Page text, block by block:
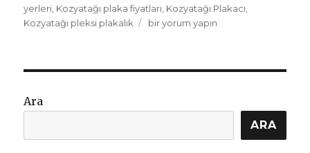
yerleri Kozyatağı plaka fiyatları Kozyatağı Plakacı
Kozyatağı pleksi plakalık
Kozyatağı
bir yorum yapın
Ara
ARA